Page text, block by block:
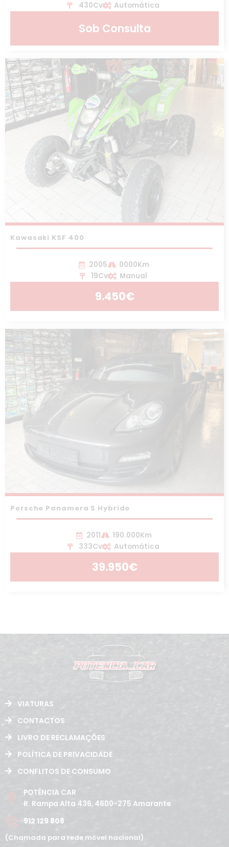
430Cv
Automática
Sob Consulta
Kawasaki KSF 400
2005
0000Km
19Cv
Manual
9.450€
Porsche Panamera S Hybrido
2011
190.000Km
333Cv
Automática
39.950€
VIATURAS
CONTACTOS
LIVRO DE RECLAMAÇÕES
POLÍTICA DE PRIVACIDADE
CONFLITOS DE CONSUMO
POTÊNCIA CAR
R. Rampa Alta 436, 4600-275 Amarante
912 129 808
(Chamada para rede móvel nacional)